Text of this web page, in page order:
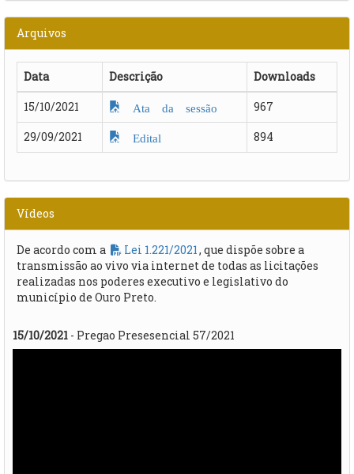
Arquivos
Data Descrição
Downloads
15/10/2021
Ata da sessão
967
29/09/2021
Edital 894
Vídeos
De acordo com a Lei 1.221/2021 , que dispõe sobre a
transmissão ao vivo via internet de todas as licitações
realizadas nos poderes executivo e legislativo do
município de Ouro Preto.
15/10/2021 - Pregao Presesencial 57/2021